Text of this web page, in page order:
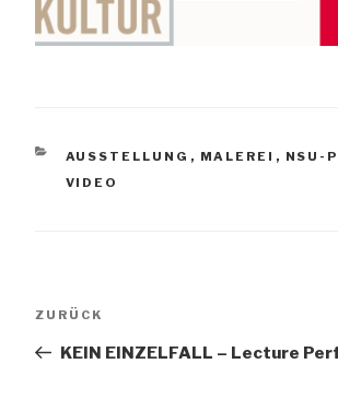
KATEGORIEN
AUSSTELLUNG , MALEREI , NSU-
VIDEO
Vorheriger
ZURÜCK
KEIN EINZELFALL – Lecture